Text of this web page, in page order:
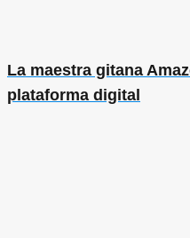
La maestra gitana
plataforma digital